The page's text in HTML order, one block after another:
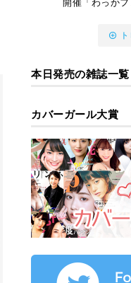
開催「わっか
本日発売の雑誌一覧
カバーガール大賞